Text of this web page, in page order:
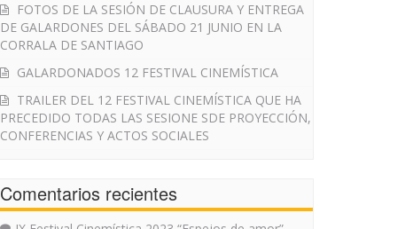
FOTOS DE LA SESIÓN DE CLAUSURA Y ENTREGA
DE GALARDONES DEL SÁBADO 21 JUNIO EN LA
CORRALA DE SANTIAGO
GALARDONADOS 12 FESTIVAL CINEMÍSTICA
TRAILER DEL 12 FESTIVAL CINEMÍSTICA QUE HA
PRECEDIDO TODAS LAS SESIONE SDE PROYECCIÓN,
CONFERENCIAS Y ACTOS SOCIALES
Comentarios recientes